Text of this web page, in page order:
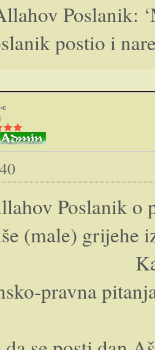
Poslanik:
postio i
( ٱلسَّلَامُ عَلَيْكُمْ )
Poslanik o
(male) grijehe
pravna